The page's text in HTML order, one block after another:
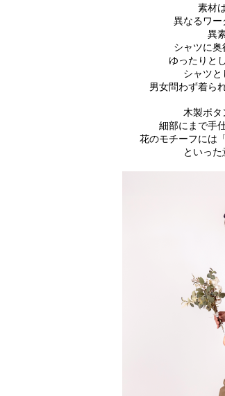
素材
異なるワー
異
シャツに奥
ゆったりと
シャツ
男女問わず着ら
木製ボタ
細部にまで手
花のモチーフには
といった